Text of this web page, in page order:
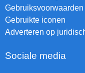
Gebruikte iconen
Adverteren op
Sociale media